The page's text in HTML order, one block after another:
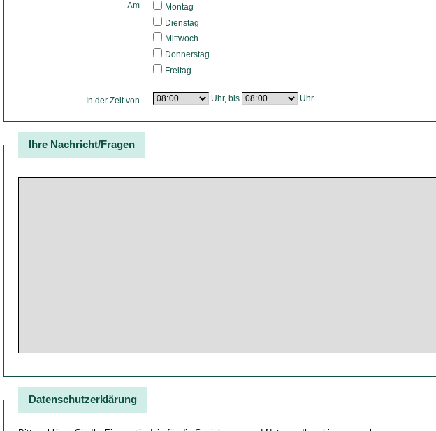
Am...
Montag
Dienstag
Mittwoch
Donnerstag
Freitag
In der Zeit von... Uhr, bis Uhr.
Ihre Nachricht/Fragen
Datenschutzerklärung